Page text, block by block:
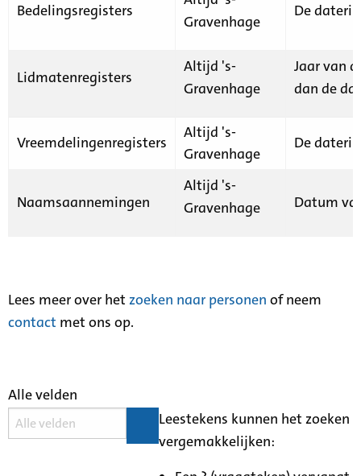
Bedelingsregisters
Gravenhage
De
Lidmatenregisters
Altijd 's-
Gravenhage
Jaar van
dan de
Vreemdelingenregisters
Altijd 's-
Gravenhage
De
Naamsaannemingen
Altijd 's-
Gravenhage
Datum
Lees meer over het zoeken naar personen of neem
contact met ons op.
Alle velden
Leestekens kunnen het zoeken
vergemakkelijken: